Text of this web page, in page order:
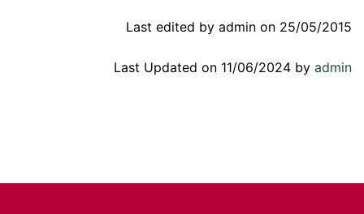
Last edited by admin on 25/05/2015
Last Updated on 11/06/2024 by admin